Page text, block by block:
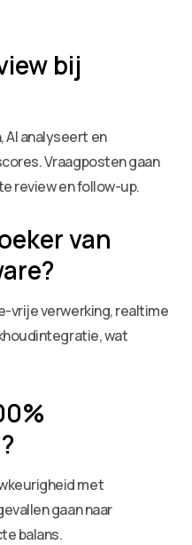
bij
AI analyseert en
Vraagposten gaan
review en follow-up.
van
vrije verwerking, realtime
wat
met
gaan naar
balans.